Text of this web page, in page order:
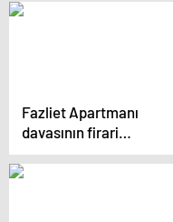
kararları neler? 7 Ocak
Fazliet Apartmanı
davasının firari
sanıkları 1.5 yıl sonra
teslim oldu